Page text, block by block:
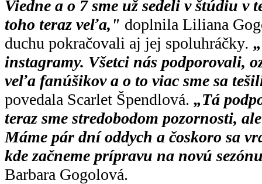
Viedne a o 7 sme už sedeli v štúdiu v
toho teraz veľa," doplnila Liliana
duchu pokračovali aj jej spoluhráčky.
instagramy. Všetci nás podporovali,
veľa fanúšikov a o to viac sme sa
povedala Scarlet Špendlová. „Tá
teraz sme stredobodom pozornosti,
Máme pár dní oddych a čoskoro sa
kde začneme prípravu na novú
Barbara Gogolová.